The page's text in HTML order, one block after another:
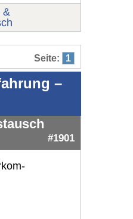
&
Seite: 1
–
#1901